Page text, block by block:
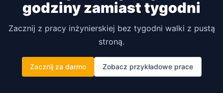
godziny zamiast tygodni
Zacznij z pracy inżynierskiej bez tygodni walki z pustą
stroną.
Zacznij za darmo Zobacz przykładowe prace